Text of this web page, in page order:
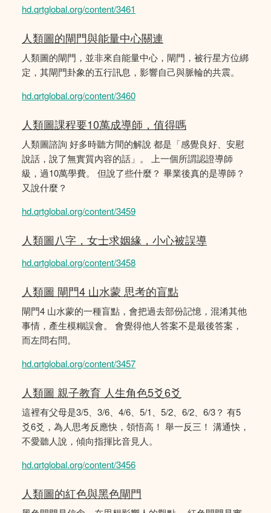
hd.qrtglobal.org/content/3461
人類圖的閘門與能量中心關連
人類圖的閘門，並非來自能量中心，閘門，被行星方位綁
定，其閘門卦象的五行訊息，影響自己與脈輪的共震。
hd.qrtglobal.org/content/3460
人類圖課程要10萬成導師，值得嗎
人類圖諮詢 好多時聽方間的解說 都是「感覺良好、安慰
說話，說了無實質內容的話」。 上一個所謂認證導師
級，過10萬學費。 但說了些什麼？ 畢業後真的是導師？
又說什麼？
hd.qrtglobal.org/content/3459
人類圖八字，女士求姻緣，小心被誤導
hd.qrtglobal.org/content/3458
人類圖 閘門4 山水蒙 思考的盲點
閘門4 山水蒙的一種盲點，會把過去部份記憶，混淆其他
事情，產生模糊誤會。 會覺得他人答案不是最後答案，
而左問右問。
hd.qrtglobal.org/content/3457
人類圖 親子教育 人生角色5爻6爻
這裡有父母是3/5、3/6、4/6、5/1、5/2、6/2、6/3？ 有5
爻6爻，為人思考反應快，領悟高！ 舉一反三！ 溝通快，
不愛聽人說，傾向指揮比音見人。
hd.qrtglobal.org/content/3456
人類圖的紅色與黑色閘門